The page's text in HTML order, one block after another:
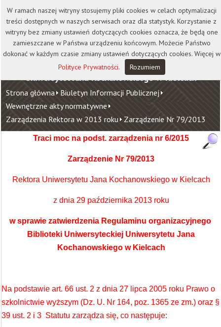
Kontakt Biblioteka
Wydawnictwo
Wirtualna Uczelnia
Uniwersytet Jana Kochanowskiego w Kielcach
Strona główna Biuletyn Informacji Publicznej
Wewnętrzne akty normatywne
Zarządzenia Rektora w 2013 roku Zarządzenie Nr 79/2013
Traci moc na podst. zarządzenia nr 6/2015
Zarządzenie Nr 79/2013
Rektora Uniwersytetu Jana Kochanowskiego w Kielcach
z dnia 29 października 2013 roku
w sprawie zatwierdzenia Regulaminu organizacyjnego
Biblioteki Uniwersyteckiej Uniwersytetu Jana
Kochanowskiego w Kielcach
Na podstawie art. 66 ust. 2 z dnia 27 lipca 2005 roku Prawo o
szkolnictwie wyższym (Dz. U. Nr 164, poz. 1365 ze zm.) oraz §
39 ust. 2 i 3 Statutu zarządza się, co następuje:
W ramach naszej witryny stosujemy pliki cookies w celach optymalizacji
treści dostępnych w naszych serwisach oraz dla statystyk. Korzystanie z
witryny bez zmiany ustawień dotyczących cookies oznacza, że będą one
zamieszczane w Państwa urządzeniu końcowym. Możecie Państwo
dokonać w każdym czasie zmiany ustawień dotyczących cookies. Więcej w
Polityce Prywatności. Rozumiem